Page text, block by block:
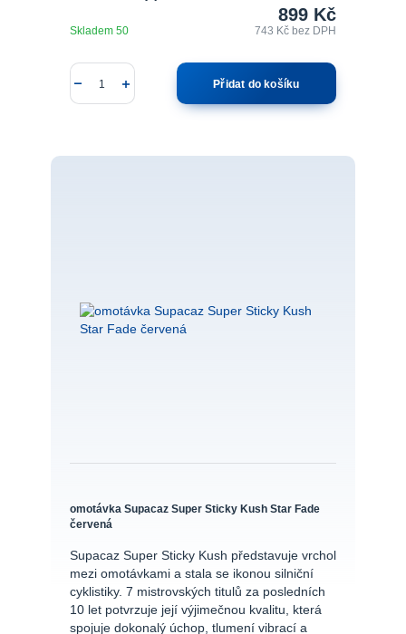
899 Kč
743 Kč bez DPH
Skladem 50
Přidat do košíku
omotávka Supacaz Super Sticky Kush Star Fade
červená
Supacaz Super Sticky Kush představuje vrchol
mezi omotávkami a stala se ikonou silniční
cyklistiky. 7 mistrovských titulů za posledních
10 let potvrzuje její výjimečnou kvalitu, která
spojuje dokonalý úchop, tlumení vibrací a